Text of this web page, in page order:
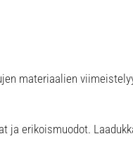
materiaalien
ja erikoismuodot.